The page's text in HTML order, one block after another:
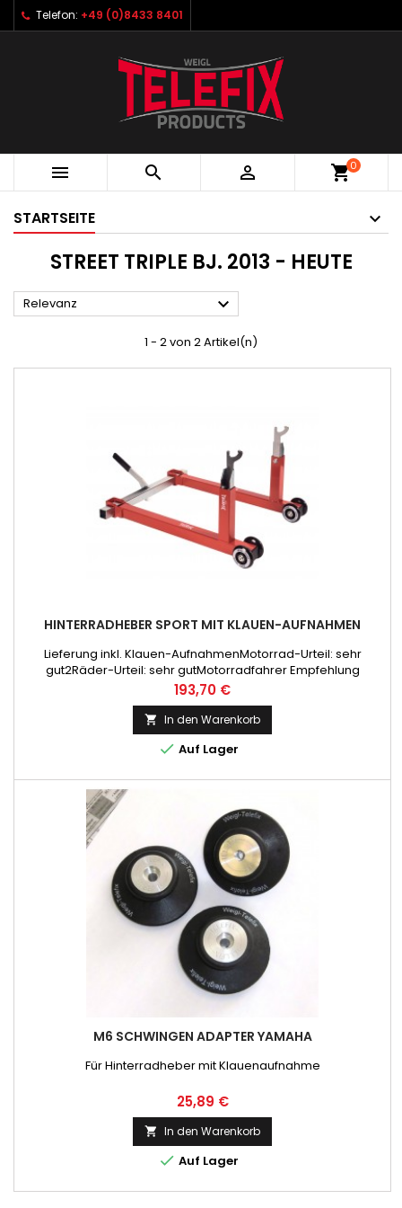
Telefon: +49 (0)8433 8401
   shopping_cart0
STARTSEITE
STREET TRIPLE BJ. 2013 - HEUTE
Relevanz 
1 - 2 von 2 Artikel(n)
HINTERRADHEBER SPORT MIT KLAUEN-AUFNAHMEN
Lieferung inkl. Klauen-AufnahmenMotorrad-Urteil: sehr
gut2Räder-Urteil: sehr gutMotorradfahrer Empfehlung
Preis
193,70 €
 In den Warenkorb
 Auf Lager
M6 SCHWINGEN ADAPTER YAMAHA
Für Hinterradheber mit Klauenaufnahme
Preis
25,89 €
 In den Warenkorb
 Auf Lager